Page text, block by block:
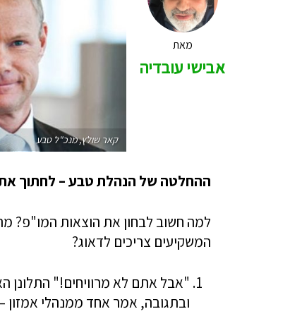
מאת
אבישי עובדיה
קאר שולץ, מנכ"ל טבע
ההחלטה של הנהלת טבע – לחתוך
למה חשוב לבחון את הוצאות המו"פ?
המשקיעים צריכים לדאוג?
"אבל אתם לא מרוויחים!" התלונן
ובתגובה, אמר אחד ממנהלי אמזון